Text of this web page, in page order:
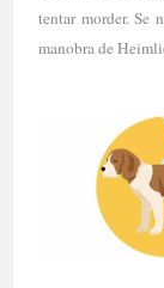
tentar morder. Se
manobra de